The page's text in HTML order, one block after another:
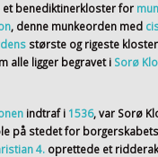
et benediktinerkloster for
, denne munkeorden med
største og rigeste
alle ligger begravet i Sorø
indtraf i 1536, var Sorø
på stedet for
4. oprettede et